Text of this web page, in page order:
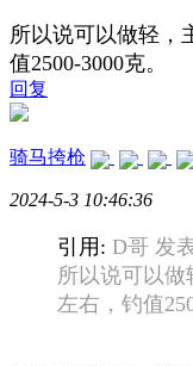
所以说可以做轻，
值2500-3000克。
回复
骑马挎枪
2024-5-3 10:46:36
引用: D哥 发
所以说可以做
左右，钓值